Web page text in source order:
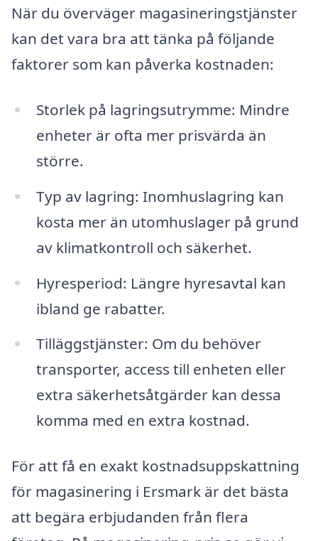
När du överväger magasineringstjänster
kan det vara bra att tänka på följande
faktorer som kan påverka kostnaden:
Storlek på lagringsutrymme: Mindre
enheter är ofta mer prisvärda än
större.
Typ av lagring: Inomhuslagring kan
kosta mer än utomhuslager på grund
av klimatkontroll och säkerhet.
Hyresperiod: Längre hyresavtal kan
ibland ge rabatter.
Tilläggstjänster: Om du behöver
transporter, access till enheten eller
extra säkerhetsåtgärder kan dessa
komma med en extra kostnad.
För att få en exakt kostnadsuppskattning
för magasinering i Ersmark är det bästa
att begära erbjudanden från flera